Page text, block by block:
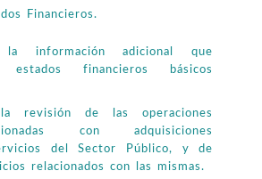
Financieros.
información adicional que
financieros básicos
revisión de las operaciones
con adquisiciones
del Sector Público, y de
relacionados con las mismas.